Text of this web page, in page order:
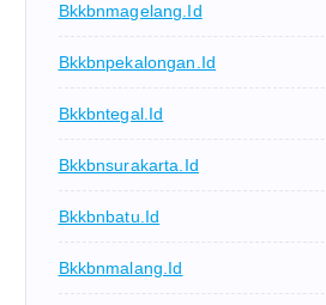
Bkkbnmagelang.id
Bkkbnpekalongan.id
Bkkbntegal.id
Bkkbnsurakarta.id
Bkkbnbatu.id
Bkkbnmalang.id